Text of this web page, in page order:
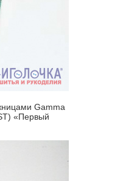
Gamma
«Первый